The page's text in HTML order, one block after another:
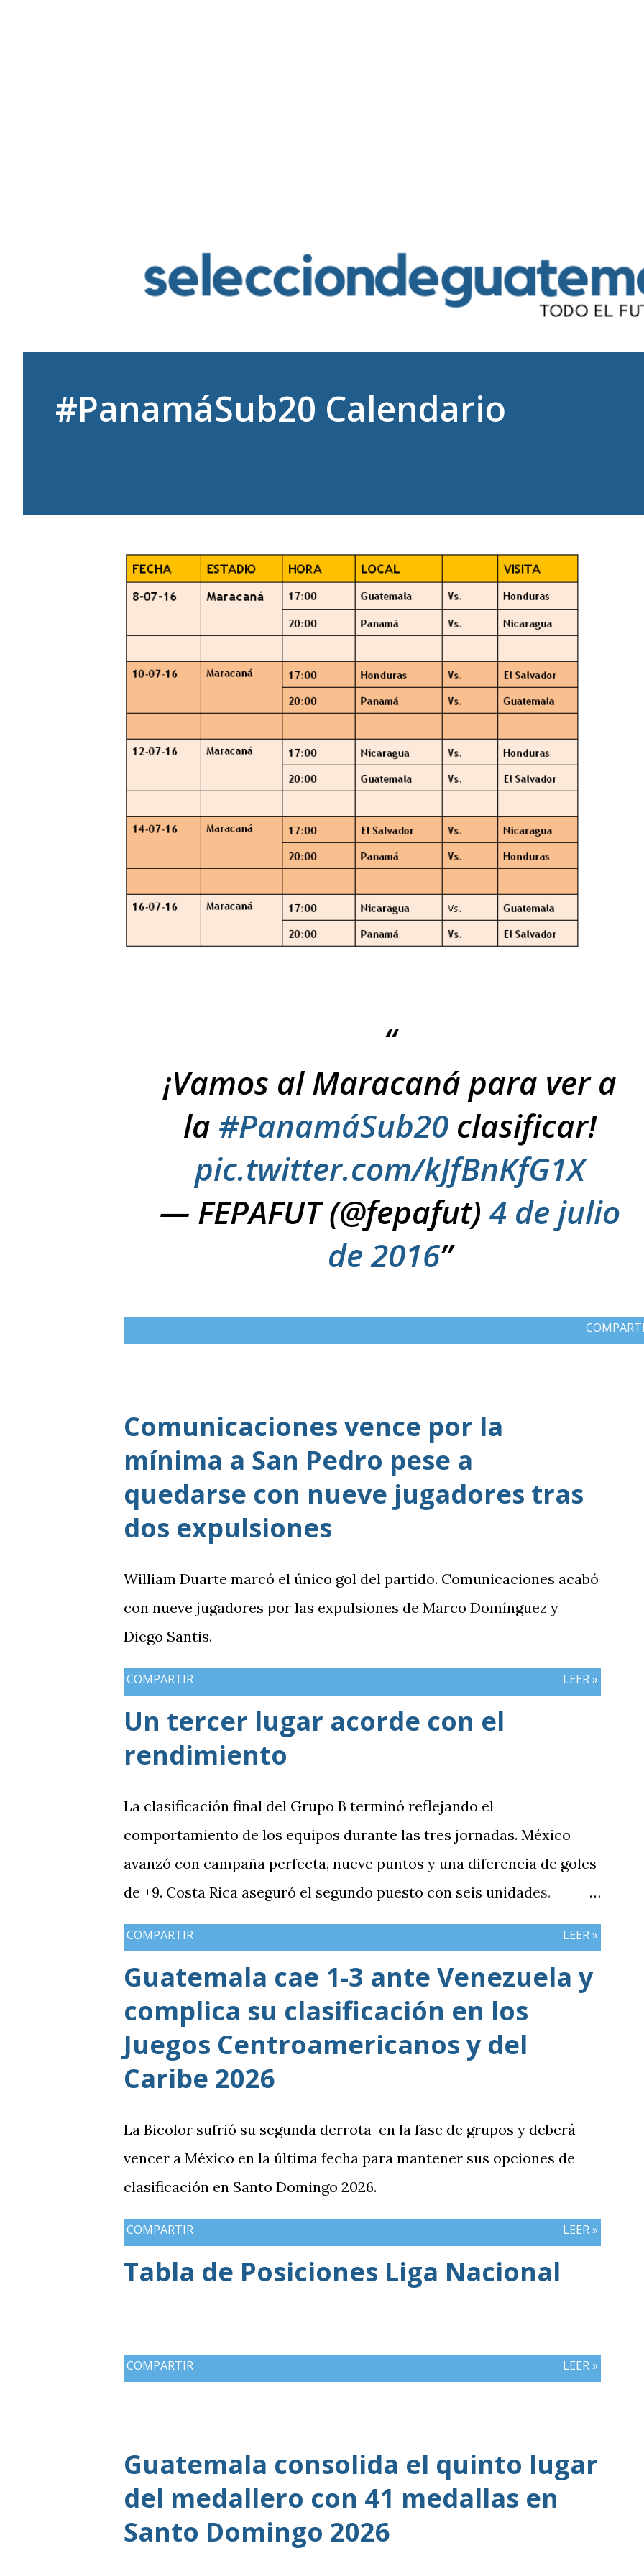
#PanamáSub20 Calendario
¡Vamos al Maracaná para ver a
la #PanamáSub20clasificar!
pic.twitter.com/kJfBnKfG1X
— FEPAFUT (@fepafut) 4 de julio
de 2016
Comunicaciones vence por la
mínima a San Pedro pese a
quedarse con nueve jugadores tras
dos expulsiones
William Duarte marcó el único gol del partido. Comunicaciones acabó
con nueve jugadores por las expulsiones de Marco Domínguez y
Diego Santis.
COMPARTIR LEER »
Un tercer lugar acorde con el
rendimiento
La clasificación final del Grupo B terminó reflejando el
comportamiento de los equipos durante las tres jornadas. México
avanzó con campaña perfecta, nueve puntos y una diferencia de goles
de +9. Costa Rica aseguró el segundo puesto con seis unidades.
Guatemala finalizó tercera con tres puntos y diferencia de -1,
mientras Antigua y Barbuda cerró sin sumar. ¿Por qué Guatemala
terminó tercera y dependió de otros resultados? Porque el equipo
solo consiguió imponer condiciones frente al rival más débil del
grupo. En los dos partidos que definían la clasificación fue superado
en posesión, producción ofensiva y generación de ocasiones de gol. La
goleada frente a México terminó siendo la consecuencia más visible
de una diferencia que ya se había manifestado ante Costa Rica y que
obligó a la Bicolor a llegar a la última jornada pendiente de otros
resultados, particularmente del de Honduras vs. Panamá.
COMPARTIR LEER »
Guatemala cae 1-3 ante Venezuela y
complica su clasificación en los
Juegos Centroamericanos y del
Caribe 2026
La Bicolor sufrió su segunda derrota en la fase de grupos y deberá
vencer a México en la última fecha para mantener sus opciones de
clasificación en Santo Domingo 2026.
COMPARTIR LEER »
Tabla de Posiciones Liga Nacional
COMPARTIR LEER »
Guatemala consolida el quinto lugar
del medallero con 41 medallas en
Santo Domingo 2026